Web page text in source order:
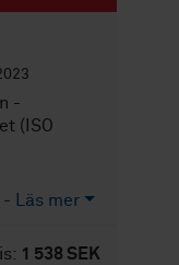
-
(ISO
Läs mer
1 538 SEK